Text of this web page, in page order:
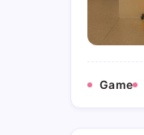
Game